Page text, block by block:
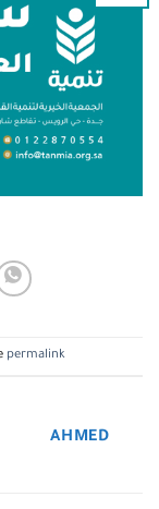
permalink
AHMED